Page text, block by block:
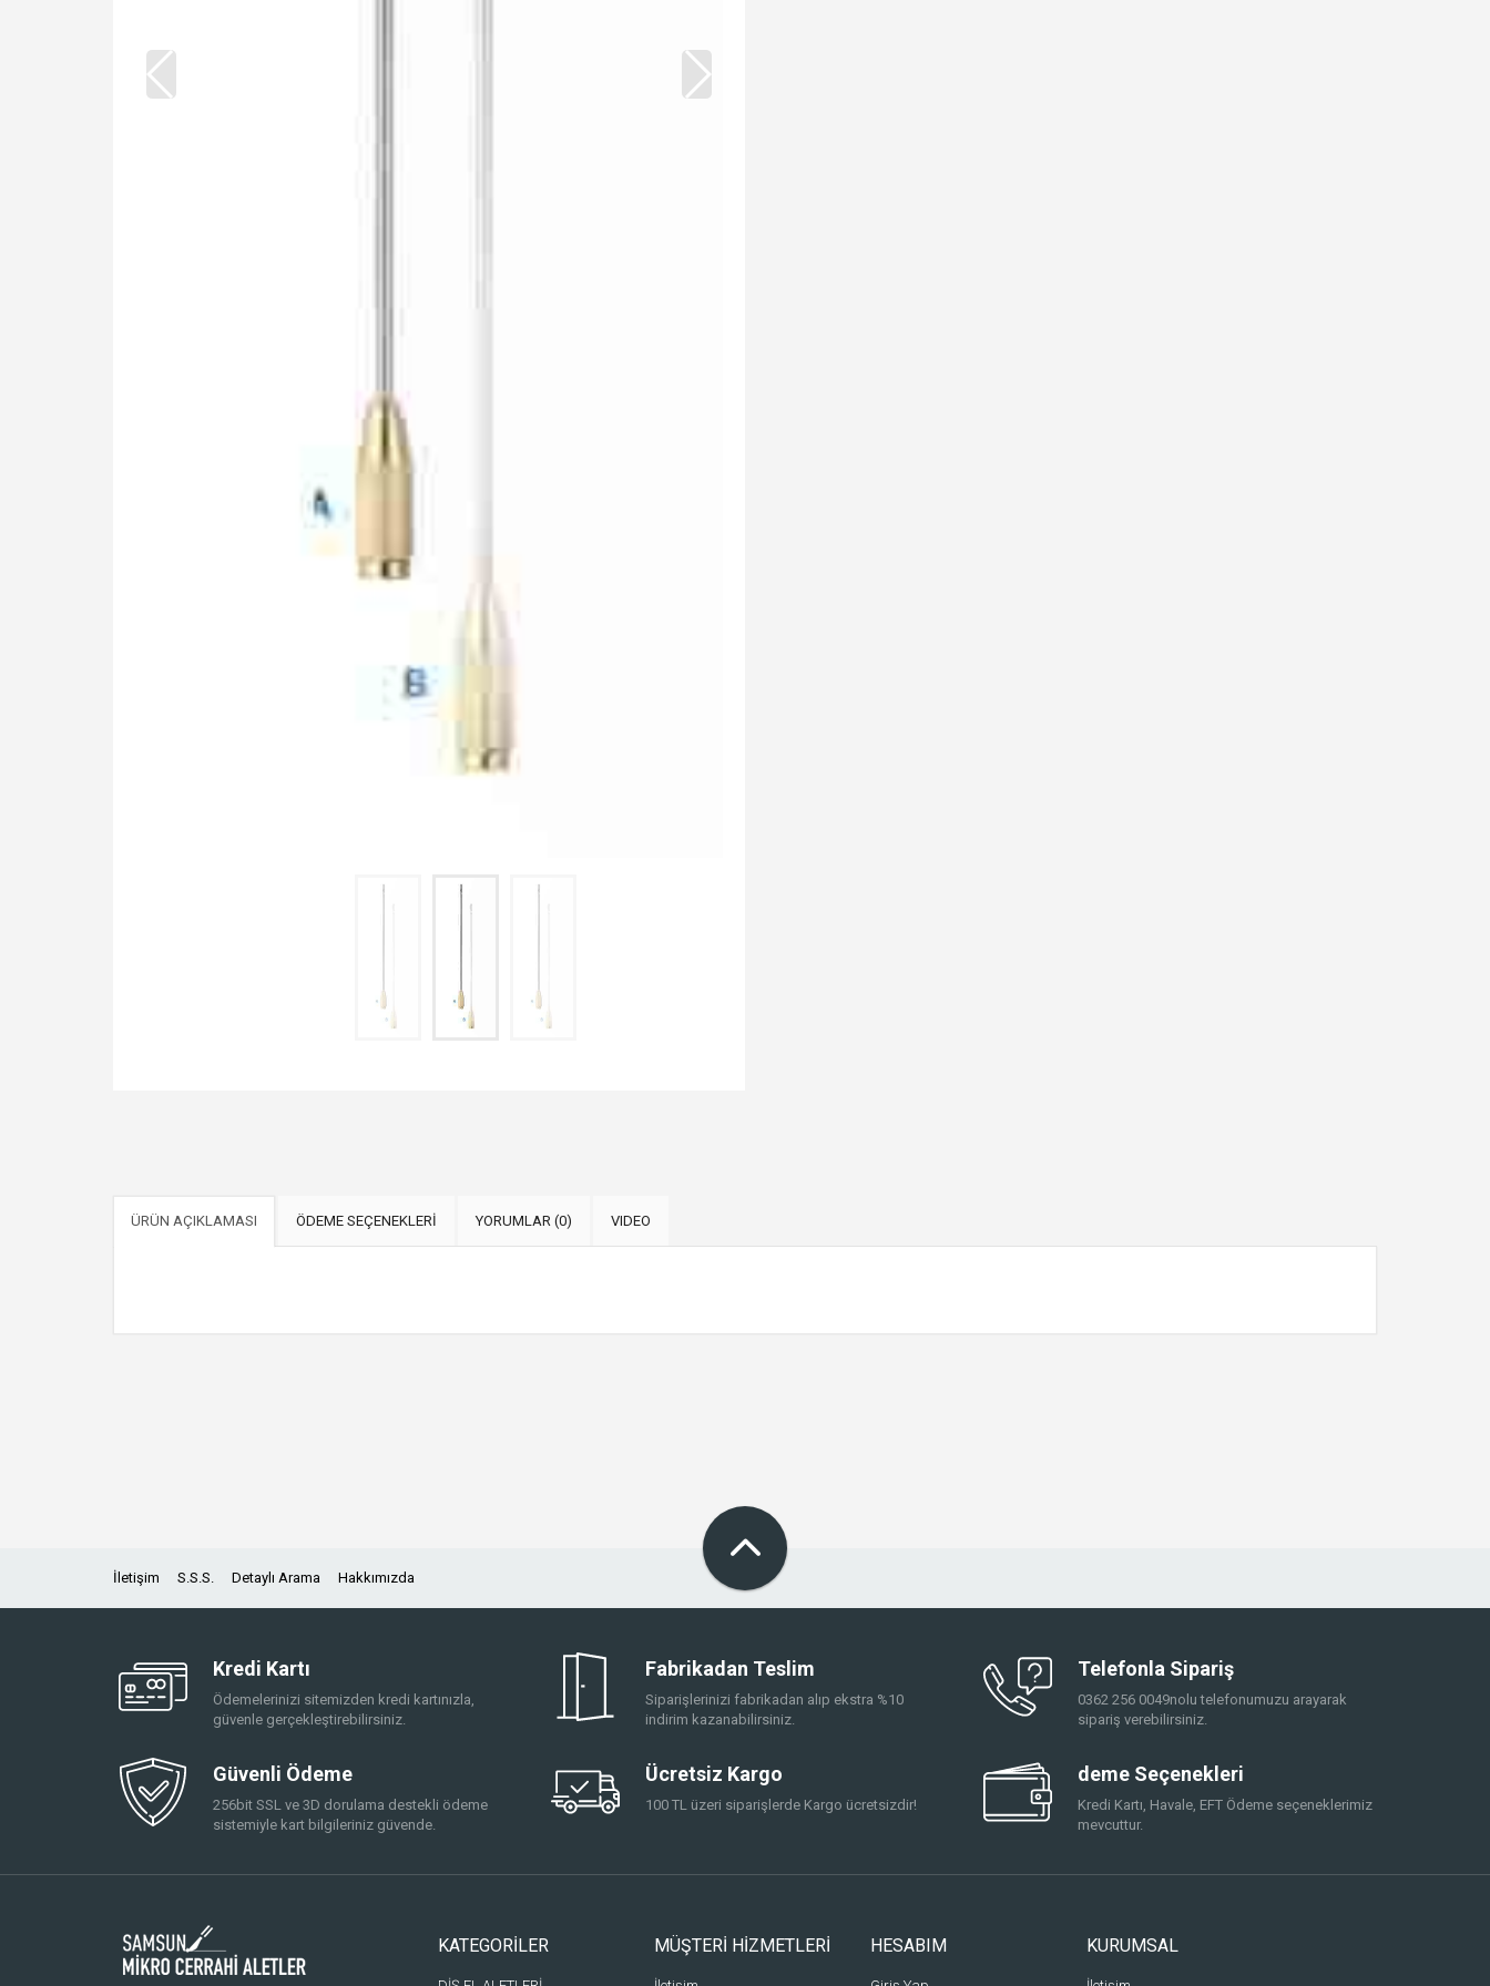
ÜRÜN AÇIKLAMASI ÖDEME SEÇENEKLERİ YORUMLAR (0) VIDEO
İletişim S.S.S. Detaylı Arama Hakkımızda
Kredi Kartı
Ödemelerinizi sitemizden kredi kartınızla,
güvenle gerçekleştirebilirsiniz.
Fabrikadan Teslim
Siparişlerinizi fabrikadan alıp ekstra %10
indirim kazanabilirsiniz.
Telefonla Sipariş
0362 256 0049nolu telefonumuzu arayarak
sipariş verebilirsiniz.
Güvenli Ödeme
256bit SSL ve 3D dorulama destekli ödeme
sistemiyle kart bilgileriniz güvende.
Ücretsiz Kargo
100 TL üzeri siparişlerde Kargo ücretsizdir!
deme Seçenekleri
Kredi Kartı, Havale, EFT Ödeme seçeneklerimiz
mevcuttur.
KATEGORİLER MÜŞTERİ HİZMETLERİ HESABIM KURUMSAL